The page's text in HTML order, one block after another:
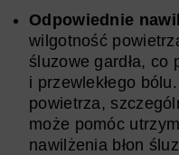
Odpowiednie
wilgotność
śluzowe gardła, co
i przewlekłego
powietrza,
może pomóc
nawilżenia błon